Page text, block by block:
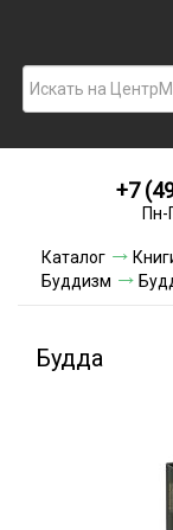
+7
Пн-
Каталог
Буддизм
Будда